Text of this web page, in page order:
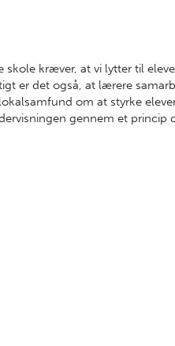
skole kræver, at vi lytter til
er det også, at lærere
om at styrke
gennem et princip